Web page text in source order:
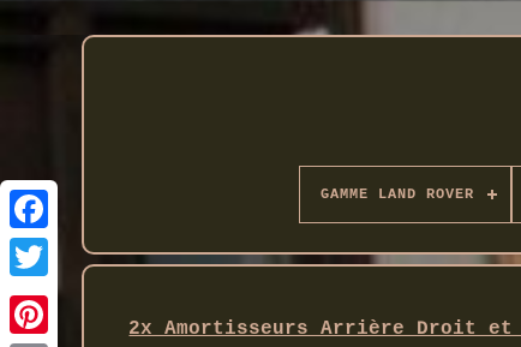
Twitter
GAMME LAND ROVER
2x Amortisseurs Arrière Droit et